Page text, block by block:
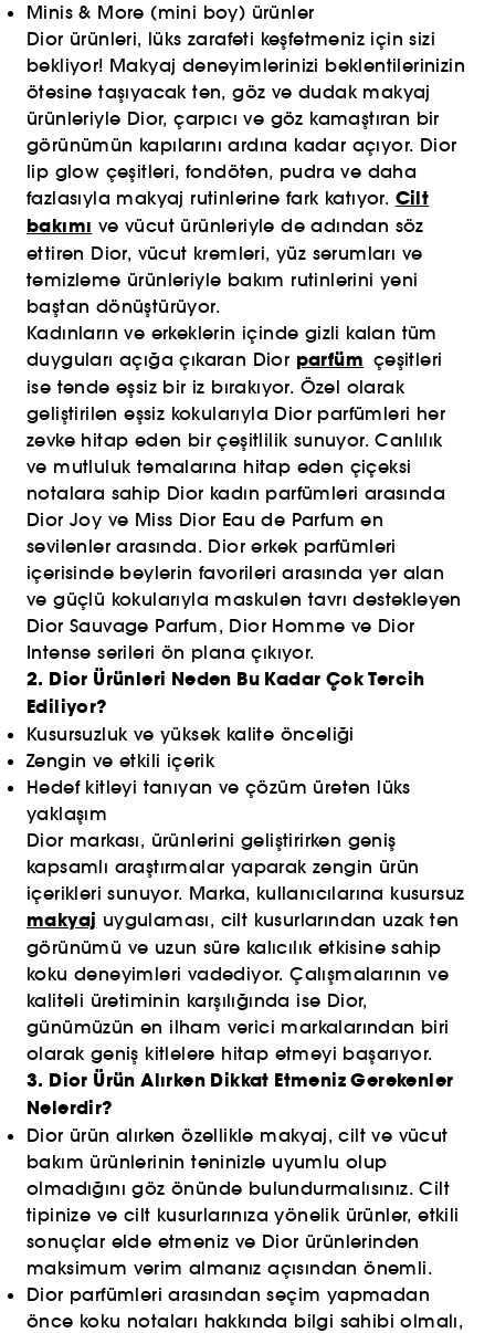
Minis & More (mini boy) ürünler
Dior ürünleri, lüks zarafeti keşfetmeniz için sizi
bekliyor! Makyaj deneyimlerinizi beklentilerinizin
ötesine taşıyacak ten, göz ve dudak makyaj
ürünleriyle Dior, çarpıcı ve göz kamaştıran bir
görünümün kapılarını ardına kadar açıyor. Dior
lip glow çeşitleri, fondöten, pudra ve daha
fazlasıyla makyaj rutinlerine fark katıyor. Cilt
bakımı ve vücut ürünleriyle de adından söz
ettiren Dior, vücut kremleri, yüz serumları ve
temizleme ürünleriyle bakım rutinlerini yeni
baştan dönüştürüyor.
Kadınların ve erkeklerin içinde gizli kalan tüm
duyguları açığa çıkaran Dior parfüm çeşitleri
ise tende eşsiz bir iz bırakıyor. Özel olarak
geliştirilen eşsiz kokularıyla Dior parfümleri her
zevke hitap eden bir çeşitlilik sunuyor. Canlılık
ve mutluluk temalarına hitap eden çiçeksi
notalara sahip Dior kadın parfümleri arasında
Dior Joy ve Miss Dior Eau de Parfum en
sevilenler arasında. Dior erkek parfümleri
içerisinde beylerin favorileri arasında yer alan
ve güçlü kokularıyla maskulen tavrı destekleyen
Dior Sauvage Parfum, Dior Homme ve Dior
Intense serileri ön plana çıkıyor.
2. Dior Ürünleri Neden Bu Kadar Çok Tercih
Ediliyor?
Kusursuzluk ve yüksek kalite önceliği
Zengin ve etkili içerik
Hedef kitleyi tanıyan ve çözüm üreten lüks
yaklaşım
Dior markası, ürünlerini geliştirirken geniş
kapsamlı araştırmalar yaparak zengin ürün
içerikleri sunuyor. Marka, kullanıcılarına kusursuz
makyaj uygulaması, cilt kusurlarından uzak ten
görünümü ve uzun süre kalıcılık etkisine sahip
koku deneyimleri vadediyor. Çalışmalarının ve
kaliteli üretiminin karşılığında ise Dior,
günümüzün en ilham verici markalarından biri
olarak geniş kitlelere hitap etmeyi başarıyor.
3. Dior Ürün Alırken Dikkat Etmeniz Gerekenler
Nelerdir?
Dior ürün alırken özellikle makyaj, cilt ve vücut
bakım ürünlerinin teninizle uyumlu olup
olmadığını göz önünde bulundurmalısınız. Cilt
tipinize ve cilt kusurlarınıza yönelik ürünler, etkili
sonuçlar elde etmeniz ve Dior ürünlerinden
maksimum verim almanız açısından önemli.
Dior parfümleri arasından seçim yapmadan
önce koku notaları hakkında bilgi sahibi olmalı,